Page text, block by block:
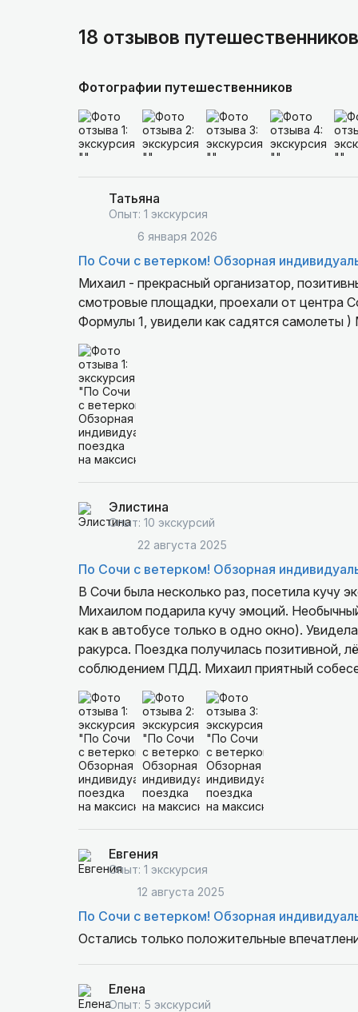
18 отзывов путешественников
Фотографии путешественников
Татьяна
Опыт: 1 экскурсия
6 января 2026
По Сочи с ветерком! Обзорная
Михаил - прекрасный организатор,
смотровые площадки, проехали от центра
Формулы 1, увидели как садятся самолеты )
Элистина
Опыт: 10 экскурсий
22 августа 2025
По Сочи с ветерком! Обзорная
В Сочи была несколько раз, посетила кучу экскурсий, думала меня уже не
Михаилом подарила кучу эмоций.
как в автобусе только в одно окно).
ракурса. Поездка получилась позитивной,
соблюдением ПДД. Михаил приятный
поездку ещё раз. Рекомендую к посещению.
Евгения
Опыт: 1 экскурсия
12 августа 2025
По Сочи с ветерком! Обзорная
Остались только положительные
Елена
Опыт: 5 экскурсий